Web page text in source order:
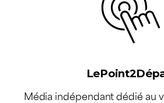
Média indépendant dédié au